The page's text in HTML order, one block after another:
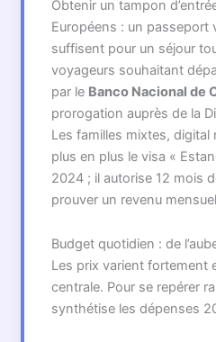
Obtenir un tampon
Européens : un passeport
suffisent pour un séjour
voyageurs souhaitant
par le Banco Nacional de
prorogation auprès de la
Les familles mixtes,
plus en plus le visa «
2024 ; il autorise 12 mois
prouver un revenu
Budget quotidien : de
Les prix varient fortement
centrale. Pour se repérer
synthétise les dépenses